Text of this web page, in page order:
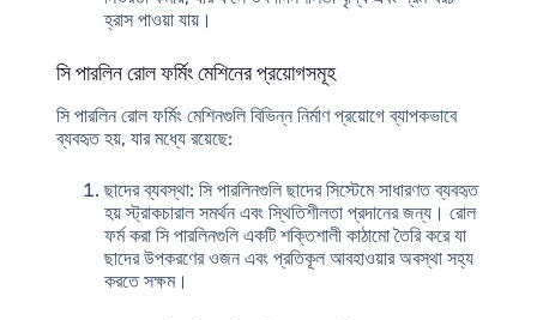
হ্রাস পাওয়া যায়।
সি পারলিন রোল ফর্মিং মেশিনের প্রয়োগসমূহ
সি পারলিন রোল ফর্মিং মেশিনগুলি বিভিন্ন নির্মাণ প্রয়োগে ব্যাপকভাবে
ব্যবহৃত হয়, যার মধ্যে রয়েছে:
ছাদের ব্যবস্থা: সি পারলিনগুলি ছাদের সিস্টেমে সাধারণত ব্যবহৃত
হয় স্ট্রাকচারাল সমর্থন এবং স্থিতিশীলতা প্রদানের জন্য। রোল
ফর্ম করা সি পারলিনগুলি একটি শক্তিশালী কাঠামো তৈরি করে যা
ছাদের উপকরণের ওজন এবং প্রতিকূল আবহাওয়ার অবস্থা সহ্য
করতে সক্ষম।